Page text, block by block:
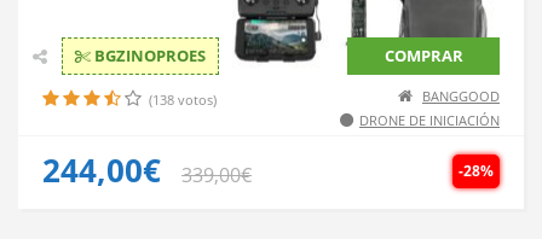
BGZINOPROES COMPRAR
(138 votos)
BANGGOOD
DRONE DE INICIACIÓN
-28%
244,00€ 339,00€